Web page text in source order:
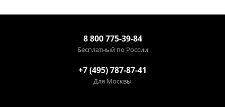
8 800 775-39-84
Бесплатный по России
+7 (495) 787-87-41
Для Москвы